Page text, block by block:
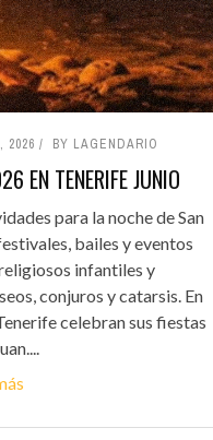
2026 BY LAGENDARIO
EN TENERIFE JUNIO
para la noche de San
bailes y eventos
infantiles y
conjuros y catarsis. En
celebran sus fiestas